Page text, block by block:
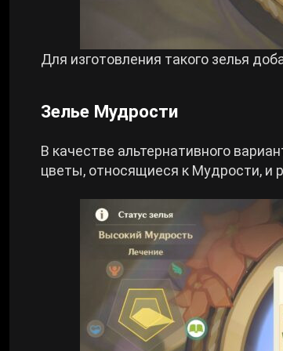
Для изготовления такого зелья
Зелье Мудрости
В качестве альтернативного
цветы, относящиеся к Мудрости, и